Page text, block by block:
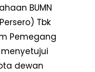
BUMN
Tbk
Pemegang
menyetujui
dewan